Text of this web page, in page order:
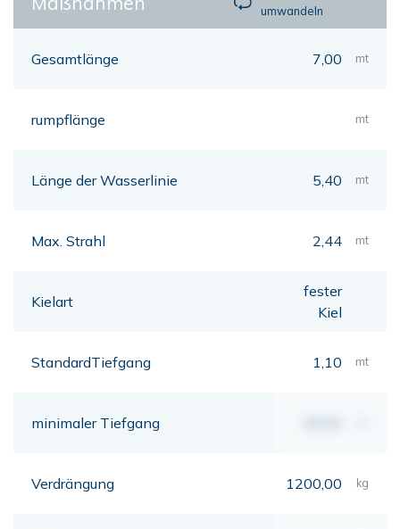
umwandeln
Gesamtlänge 7,00 mt
rumpflänge mt
Länge der Wasserlinie 5,40 mt
Max. Strahl 2,44 mt
Kielart
fester
Kiel
StandardTiefgang 1,10 mt
minimaler Tiefgang
Verdrängung 1200,00 kg